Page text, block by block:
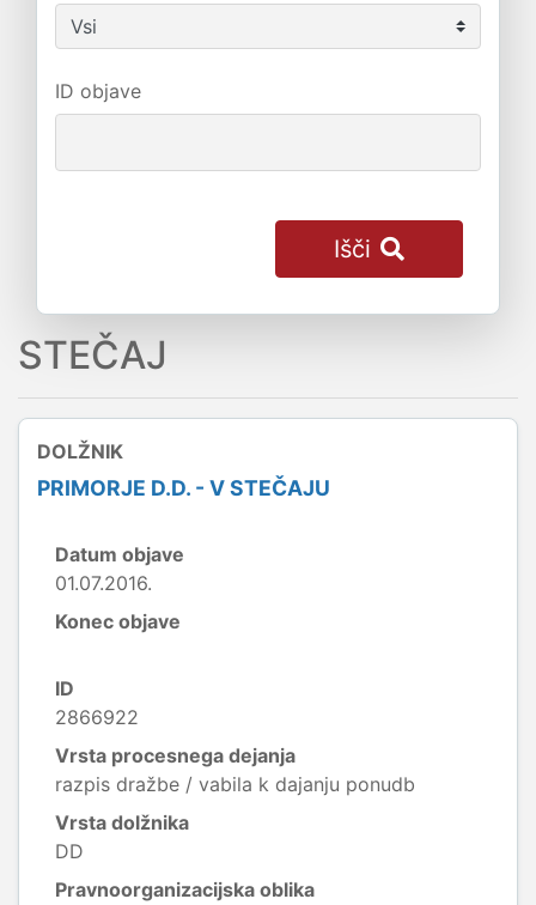
ID objave
Išči
STEČAJ
DOLŽNIK
PRIMORJE D.D. - V STEČAJU
Datum objave
01.07.2016.
Konec objave
ID
2866922
Vrsta procesnega dejanja
razpis dražbe / vabila k dajanju ponudb
Vrsta dolžnika
DD
Pravnoorganizacijska oblika